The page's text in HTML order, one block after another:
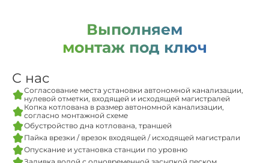
Выполняем
монтаж под ключ
С нас
Согласование места установки автономной канализации,
нулевой отметки, входящей и исходящей магистралей
Копка котлована в размер автономной канализации,
согласно монтажной схеме
Обустройство дна котлована, траншей
Пайка врезки / врезок входящей / исходящей магистрали
Опускание и установка станции по уровню